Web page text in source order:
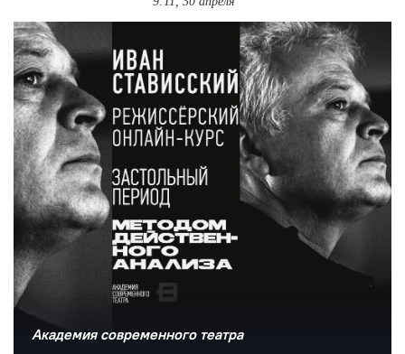
Академия современного театра